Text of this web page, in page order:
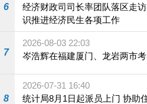
6
经济财政司司长率团队落区走
识推进经济民生各项工作
7
2026-08-03 22:03
岑浩辉在福建厦门、龙岩两市
8
2026-07-31 16:40
统计局8月1日起派员上门 协助住户完成2026 中